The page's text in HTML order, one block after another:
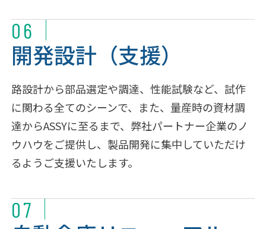
06
開発設計（支援）
路設計から部品選定や調達、性能試験など、試作
に関わる全てのシーンで、また、量産時の資材調
達からASSYに至るまで、弊社パートナー企業のノ
ウハウをご提供し、製品開発に集中していただけ
るようご支援いたします。
07